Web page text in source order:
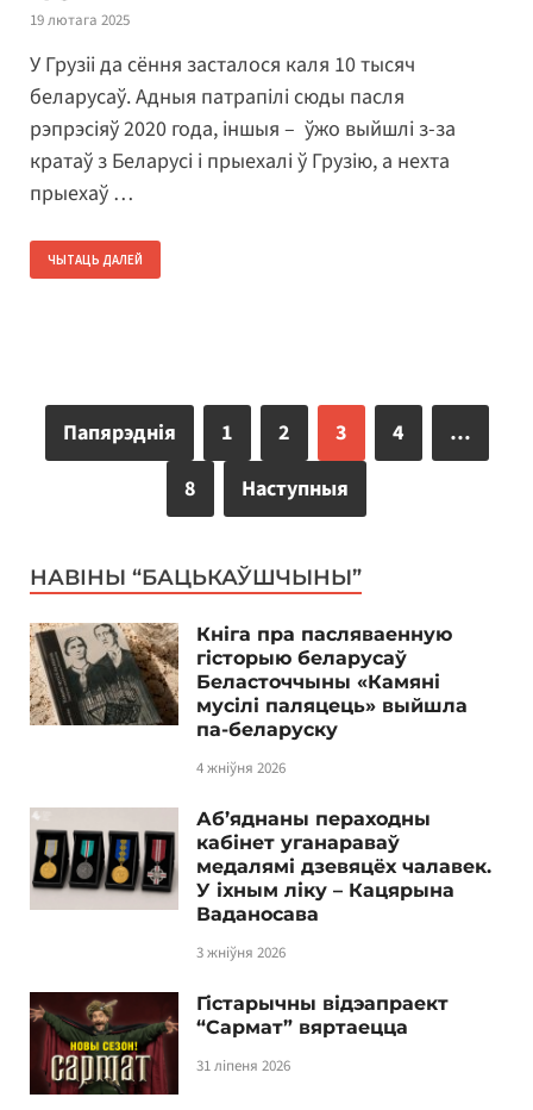
19 лютага 2025
У Грузіі да сёння засталося каля 10 тысяч
беларусаў. Адныя патрапілі сюды пасля
рэпрэсіяў 2020 года, іншыя – ўжо выйшлі з-за
кратаў з Беларусі і прыехалі ў Грузію, а нехта
прыехаў …
ЧЫТАЦЬ ДАЛЕЙ
Папярэднія 1 2 3 4
…
8
Наступныя
НАВІНЫ “БАЦЬКАЎШЧЫНЫ”
Кніга пра пасляваенную
гісторыю беларусаў
Беласточчыны «Камяні
мусілі паляцець» выйшла
па-беларуску
4 жніўня 2026
Аб’яднаны пераходны
кабінет уганараваў
медалямі дзевяцёх чалавек.
У іхным ліку – Кацярына
Ваданосава
3 жніўня 2026
Гістарычны відэапраект
“Сармат” вяртаецца
31 ліпеня 2026